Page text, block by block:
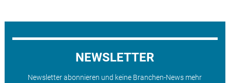
NEWSLETTER
Newsletter abonnieren und keine Branchen-News mehr